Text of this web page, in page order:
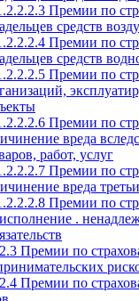
Премии по
средств
Премии по
средств
Премии по
Премии по
вреда
работ, услуг
Премии по
вреда
Премии по
.
Премии по
Премии по